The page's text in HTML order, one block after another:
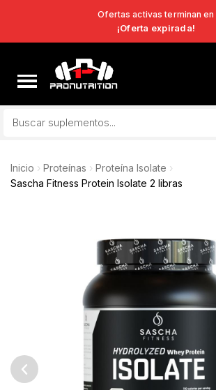
Ofertas activas terminan en
¡Oferta expirada!
Inicio Proteínas
Proteína Isolate
Sascha Fitness Protein Isolate 2 libras